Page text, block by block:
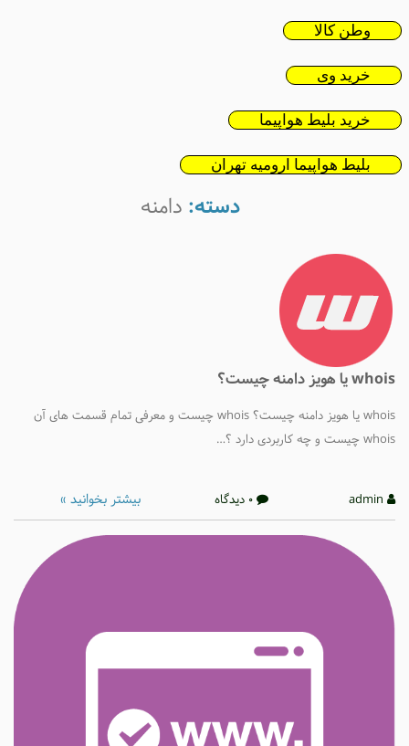
وطن کالا
خرید وی
خرید بلیط هواپیما
بلیط هواپیما ارومیه تهران
دسته:دامنه
whois یا هویز دامنه چیست؟
whois یا هویز دامنه چیست؟ whois چیست و معرفی تمام قسمت های آن
whois چیست و چه کاربردی دارد ؟…
0 دیدگاه بیشتر بخوانید »